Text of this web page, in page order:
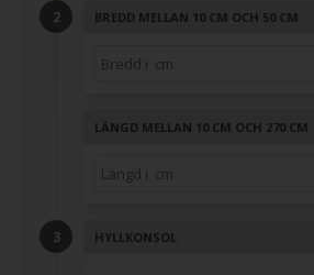
BREDD MELLAN 10 CM OCH 50 CM
LÄNGD MELLAN 10 CM OCH 270 CM
HYLLKONSOL